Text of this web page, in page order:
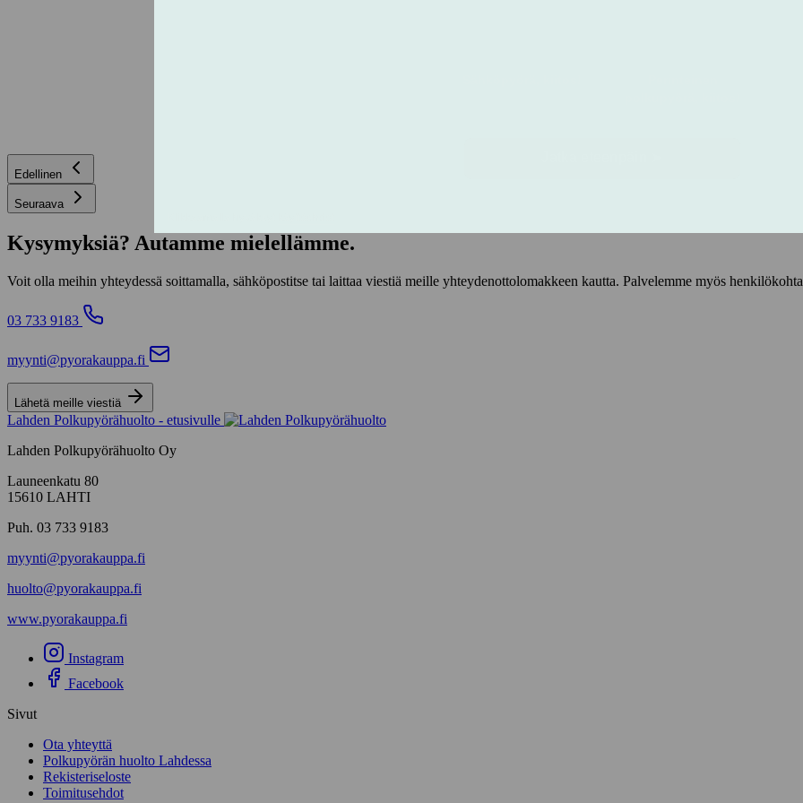
Edellinen
Seuraava
Kysymyksiä? Autamme mielellämme.
Voit olla meihin yhteydessä soittamalla, sähköpostitse tai laittaa viestiä meille yhteydenottolomakkeen kautta. Palvelemme myös
03 733 9183
myynti@pyorakauppa.fi
Lähetä meille viestiä
Lahden Polkupyörähuolto - etusivulle
Lahden Polkupyörähuolto Oy
Launeenkatu 80
15610 LAHTI
Puh. 03 733 9183
myynti@pyorakauppa.fi
huolto@pyorakauppa.fi
www.pyorakauppa.fi
Instagram
Facebook
Sivut
Ota yhteyttä
Polkupyörän huolto Lahdessa
Rekisteriseloste
Toimitusehdot